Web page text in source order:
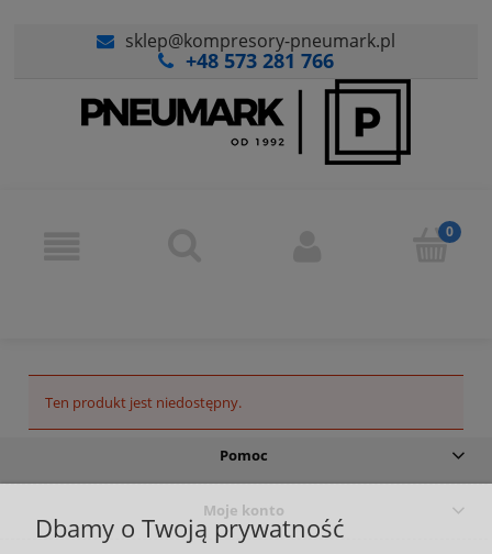
sklep@kompresory-pneumark.pl
+48 573 281 766
Ten produkt jest niedostępny.
Pomoc
Moje konto
Dbamy o Twoją prywatność